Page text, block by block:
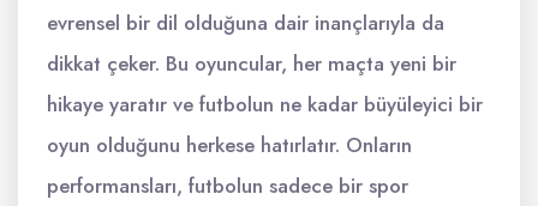
evrensel bir dil olduğuna dair inançlarıyla da
dikkat çeker. Bu oyuncular, her maçta yeni bir
hikaye yaratır ve futbolun ne kadar büyüleyici bir
oyun olduğunu herkese hatırlatır. Onların
performansları, futbolun sadece bir spor